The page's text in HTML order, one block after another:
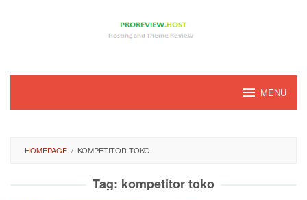
MENU
HOMEPAGE / KOMPETITOR TOKO
Tag: kompetitor toko